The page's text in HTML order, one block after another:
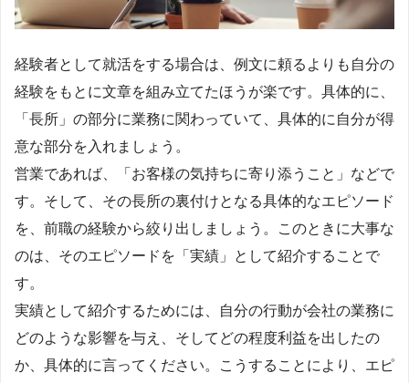
経験者として就活をする場合は、例文に頼るよりも自分の
経験をもとに文章を組み立てたほうが楽です。具体的に、
「長所」の部分に業務に関わっていて、具体的に自分が得
意な部分を入れましょう。
営業であれば、「お客様の気持ちに寄り添うこと」などで
す。そして、その長所の裏付けとなる具体的なエピソード
を、前職の経験から絞り出しましょう。このときに大事な
のは、そのエピソードを「実績」として紹介することで
す。
実績として紹介するためには、自分の行動が会社の業務に
どのような影響を与え、そしてどの程度利益を出したの
か、具体的に言ってください。こうすることにより、エピ